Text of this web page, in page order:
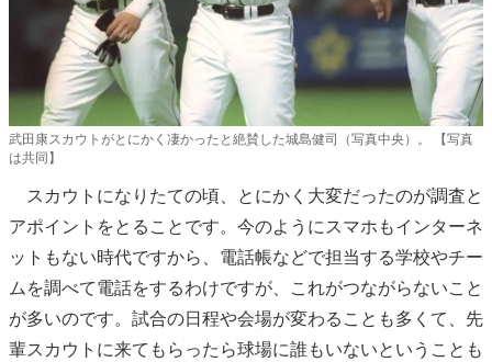
武田康スカウトがとにかく凄かったと絶賛した城島健司（写真中央）。 【写真
は共同】
スカウトになりたての頃、とにかく大変だったのが調査と
アポイントをとることです。今のようにスマホもインターネ
ットもない時代ですから、電話帳などで担当する学校やチー
ムを調べて電話をするわけですが、これがつながらないこと
が多いのです。試合の日程や会場が変わることも多くて、先
輩スカウトに来てもらったら球場に誰もいないということも